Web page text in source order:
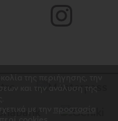
της περιήγησης, την
και την ανάλυση της
με την
προστασία